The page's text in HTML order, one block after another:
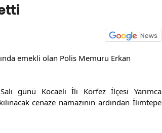
emekli olan Polis Memuru Erkan
günü Kocaeli İli Körfez İlçesi Yarımca
cenaze namazının ardından İlimtepe